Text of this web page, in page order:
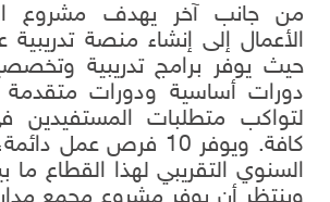
من جانب آخر يهدف مشروع
الأعمال إلى إنشاء منصة تدريبية
حيث يوفر برامج تدريبية
دورات أساسية ودورات متقدمة
لتواكب متطلبات
كافة. ويوفر 10 فرص عمل